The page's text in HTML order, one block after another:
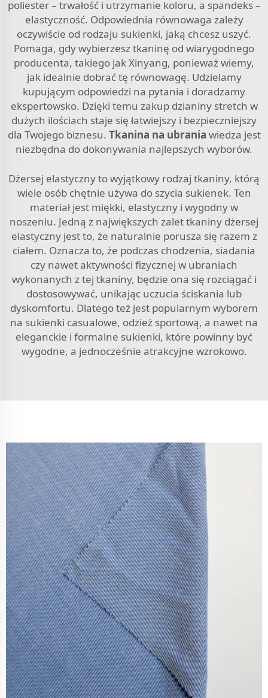
poliester – trwałość i utrzymanie koloru, a spandeks –
elastyczność. Odpowiednia równowaga zależy
oczywiście od rodzaju sukienki, jaką chcesz uszyć.
Pomaga, gdy wybierzesz tkaninę od wiarygodnego
producenta, takiego jak Xinyang, ponieważ wiemy,
jak idealnie dobrać tę równowagę. Udzielamy
kupującym odpowiedzi na pytania i doradzamy
ekspertowsko. Dzięki temu zakup dzianiny stretch w
dużych ilościach staje się łatwiejszy i bezpieczniejszy
dla Twojego biznesu. Tkanina na ubrania wiedza jest
niezbędna do dokonywania najlepszych wyborów.
Dżersej elastyczny to wyjątkowy rodzaj tkaniny, którą
wiele osób chętnie używa do szycia sukienek. Ten
materiał jest miękki, elastyczny i wygodny w
noszeniu. Jedną z największych zalet tkaniny dżersej
elastyczny jest to, że naturalnie porusza się razem z
ciałem. Oznacza to, że podczas chodzenia, siadania
czy nawet aktywności fizycznej w ubraniach
wykonanych z tej tkaniny, będzie ona się rozciągać i
dostosowywać, unikając uczucia ściskania lub
dyskomfortu. Dlatego też jest popularnym wyborem
na sukienki casualowe, odzież sportową, a nawet na
eleganckie i formalne sukienki, które powinny być
wygodne, a jednocześnie atrakcyjne wzrokowo.